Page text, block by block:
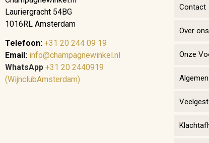
Lauriergracht 54BG
1016RL Amsterdam
Telefoon: +31 20 244 09 19
Email: info@champagnewinkel.nl
WhatsApp +31 20 2440919
(WijnclubAmsterdam)
Contact
Over ons
Onze